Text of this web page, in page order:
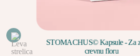
STOMACHUS© Kapsule - Za
crevnu floru